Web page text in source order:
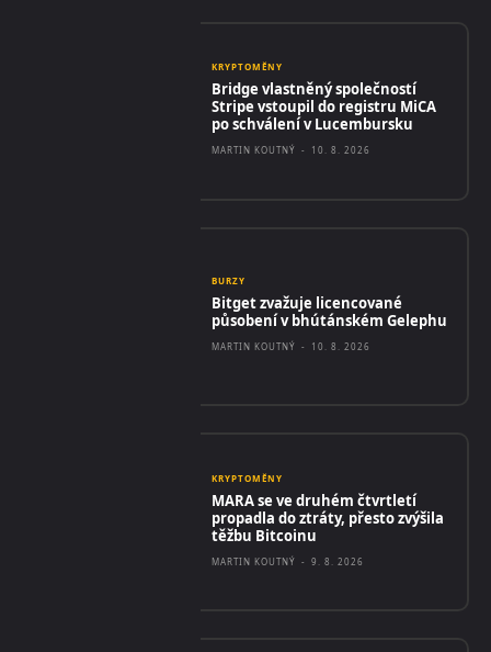
KRYPTOMĚNY
Bridge vlastněný společností
Stripe vstoupil do registru MiCA
po schválení v Lucembursku
MARTIN KOUTNÝ - 10. 8. 2026
BURZY
Bitget zvažuje licencované
působení v bhútánském Gelephu
MARTIN KOUTNÝ - 10. 8. 2026
KRYPTOMĚNY
MARA se ve druhém čtvrtletí
propadla do ztráty, přesto zvýšila
těžbu Bitcoinu
MARTIN KOUTNÝ - 9. 8. 2026